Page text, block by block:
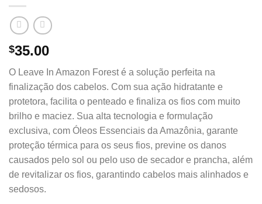
$35.00
O Leave In Amazon Forest é a solução perfeita na
finalização dos cabelos. Com sua ação hidratante e
protetora, facilita o penteado e finaliza os fios com muito
brilho e maciez. Sua alta tecnologia e formulação
exclusiva, com Óleos Essenciais da Amazônia, garante
proteção térmica para os seus fios, previne os danos
causados pelo sol ou pelo uso de secador e prancha, além
de revitalizar os fios, garantindo cabelos mais alinhados e
sedosos.